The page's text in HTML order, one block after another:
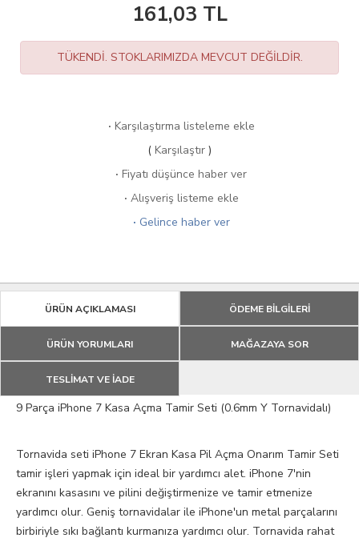
161,03 TL
TÜKENDİ. STOKLARIMIZDA MEVCUT DEĞİLDİR.
· Karşılaştırma listeleme ekle
( Karşılaştır )
· Fiyatı düşünce haber ver
· Alışveriş listeme ekle
· Gelince haber ver
ÜRÜN AÇIKLAMASI ÖDEME BİLGİLERİ
ÜRÜN YORUMLARI MAĞAZAYA SOR
TESLİMAT VE İADE
9 Parça iPhone 7 Kasa Açma Tamir Seti (0.6mm Y Tornavidalı)
Tornavida seti iPhone 7 Ekran Kasa Pil Açma Onarım Tamir Seti
tamir işleri yapmak için ideal bir yardımcı alet. iPhone 7'nin
ekranını kasasını ve pilini değiştirmenize ve tamir etmenize
yardımcı olur. Geniş tornavidalar ile iPhone'un metal parçalarını
birbiriyle sıkı bağlantı kurmanıza yardımcı olur. Tornavida rahat